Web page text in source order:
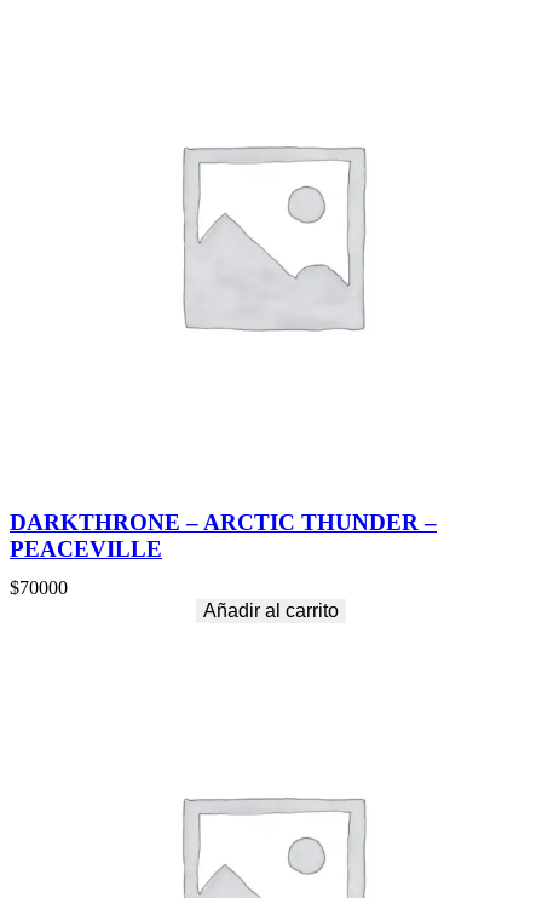
DARKTHRONE – ARCTIC THUNDER –
PEACEVILLE
$70000
Añadir al carrito